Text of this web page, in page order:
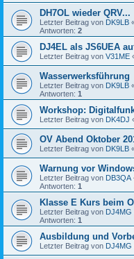
DH7OL wieder QRV...
Letzter Beitrag von DK9LB
Antworten: 2
DJ4EL als JS6UEA
Letzter Beitrag von V31ME
Wasserwerksführung
Letzter Beitrag von DK9LB
Antworten: 1
Workshop:
Letzter Beitrag von DK4DJ
OV Abend Oktober
Letzter Beitrag von DK9LB
Warnung vor
Letzter Beitrag von DB3QA
Antworten: 1
Klasse E Kurs beim
Letzter Beitrag von DJ4MG
Antworten: 1
Ausbildung und
Letzter Beitrag von DJ4MG